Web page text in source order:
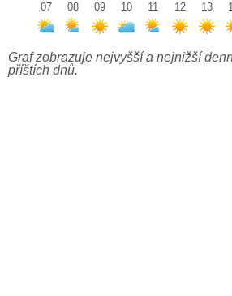
07
08
09
10
11
12
13
Graf zobrazuje nejvyšší a nejnižší
příštích dnů.